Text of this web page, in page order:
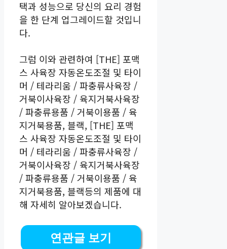
택과 성능으로 당신의 요리 경험
을 한 단계 업그레이드할 것입니
다.
그럼 이와 관련하여 [THE] 포맥
스 사육장 자동온도조절 및 타이
머 / 테라리움 / 파충류사육장 /
거북이사육장 / 육지거북사육장
/ 파충류용품 / 거북이용품 / 육
지거북용품, 블랙, [THE] 포맥
스 사육장 자동온도조절 및 타이
머 / 테라리움 / 파충류사육장 /
거북이사육장 / 육지거북사육장
/ 파충류용품 / 거북이용품 / 육
지거북용품, 블랙등의 제품에 대
해 자세히 알아보겠습니다.
연관글 보기